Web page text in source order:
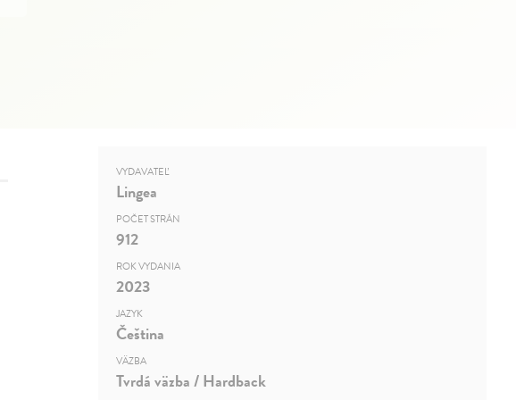
VYDAVATEĽ
Lingea
POČET STRÁN
912
ROK VYDANIA
2023
JAZYK
Čeština
VÄZBA
Tvrdá väzba / Hardback